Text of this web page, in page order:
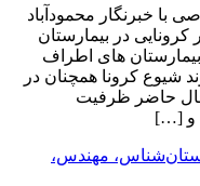
با خبرنگار محمودآباد
حال حاضر 50 بیمار کرونایی در بیمارستان
71 نفر نیز در بیمارستان های اطراف
شیوع کرونا همچنان در
حاضر ظرفیت
و […]